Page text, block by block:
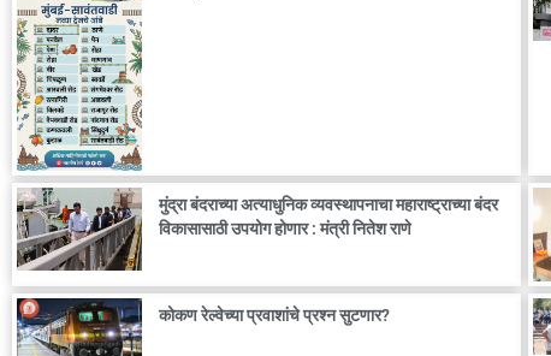
मुंद्रा बंदराच्या अत्याधुनिक व्यवस्थापनाचा महाराष्ट्राच्या बंदर
विकासासाठी उपयोग होणार : मंत्री नितेश राणे
कोकण रेल्वेच्या प्रवाशांचे प्रश्न सुटणार?